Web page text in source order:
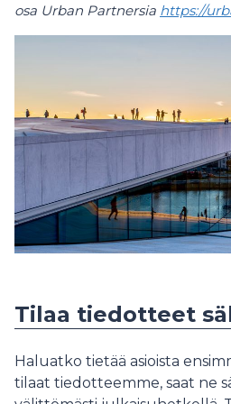
osa Urban Partnersia https://
Tilaa tiedotteet
Haluatko tietää asioista
tilaat tiedotteemme, saat ne